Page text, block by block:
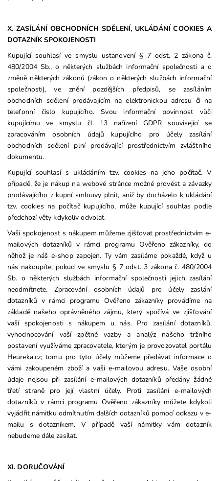
X. ZASÍLÁNÍ OBCHODNÍCH SDĚLENÍ, UKLÁDÁNÍ COOKIES A
DOTAZNÍK SPOKOJENOSTI
Kupující souhlasí ve smyslu ustanovení § 7 odst. 2 zákona č.
480/2004 Sb., o některých službách informační společnosti a o
změně některých zákonů (zákon o některých službách informační
společnosti), ve znění pozdějších předpisů, se zasíláním
obchodních sdělení prodávajícím na elektronickou adresu či na
telefonní číslo kupujícího. Svou informační povinnost vůči
kupujícímu ve smyslu čl. 13 nařízení GDPR související se
zpracováním osobních údajů kupujícího pro účely zasílání
obchodních sdělení plní prodávající prostřednictvím zvláštního
dokumentu.
Kupující souhlasí s ukládáním tzv. cookies na jeho počítač. V
případě, že je nákup na webové stránce možné provést a závazky
prodávajícího z kupní smlouvy plnit, aniž by docházelo k ukládání
tzv. cookies na počítač kupujícího, může kupující souhlas podle
předchozí věty kdykoliv odvolat.
Vaši spokojenost s nákupem můžeme zjišťovat prostřednictvím e-
mailových dotazníků v rámci programu Ověřeno zákazníky, do
něhož je náš e-shop zapojen. Ty vám zasíláme pokaždé, když u
nás nakoupíte, pokud ve smyslu § 7 odst. 3 zákona č. 480/2004
Sb. o některých službách informační společnosti jejich zasílání
neodmítnete. Zpracování osobních údajů pro účely zaslání
dotazníků v rámci programu Ověřeno zákazníky provádíme na
základě našeho oprávněného zájmu, který spočívá ve zjišťování
vaší spokojenosti s nákupem u nás. Pro zasílání dotazníků,
vyhodnocování vaší zpětné vazby a analýz našeho tržního
postavení využíváme zpracovatele, kterým je provozovatel portálu
Heureka.cz; tomu pro tyto účely můžeme předávat informace o
vámi zakoupeném zboží a vaši e-mailovou adresu. Vaše osobní
údaje nejsou při zasílání e-mailových dotazníků předány žádné
třetí straně pro její vlastní účely. Proti zasílání e-mailových
dotazníků v rámci programu Ověřeno zákazníky můžete kdykoli
vyjádřit námitku odmítnutím dalších dotazníků pomocí odkazu v e-
mailu s dotazníkem. V případě vaší námitky vám dotazník
nebudeme dále zasílat.
XI. DORUČOVÁNÍ